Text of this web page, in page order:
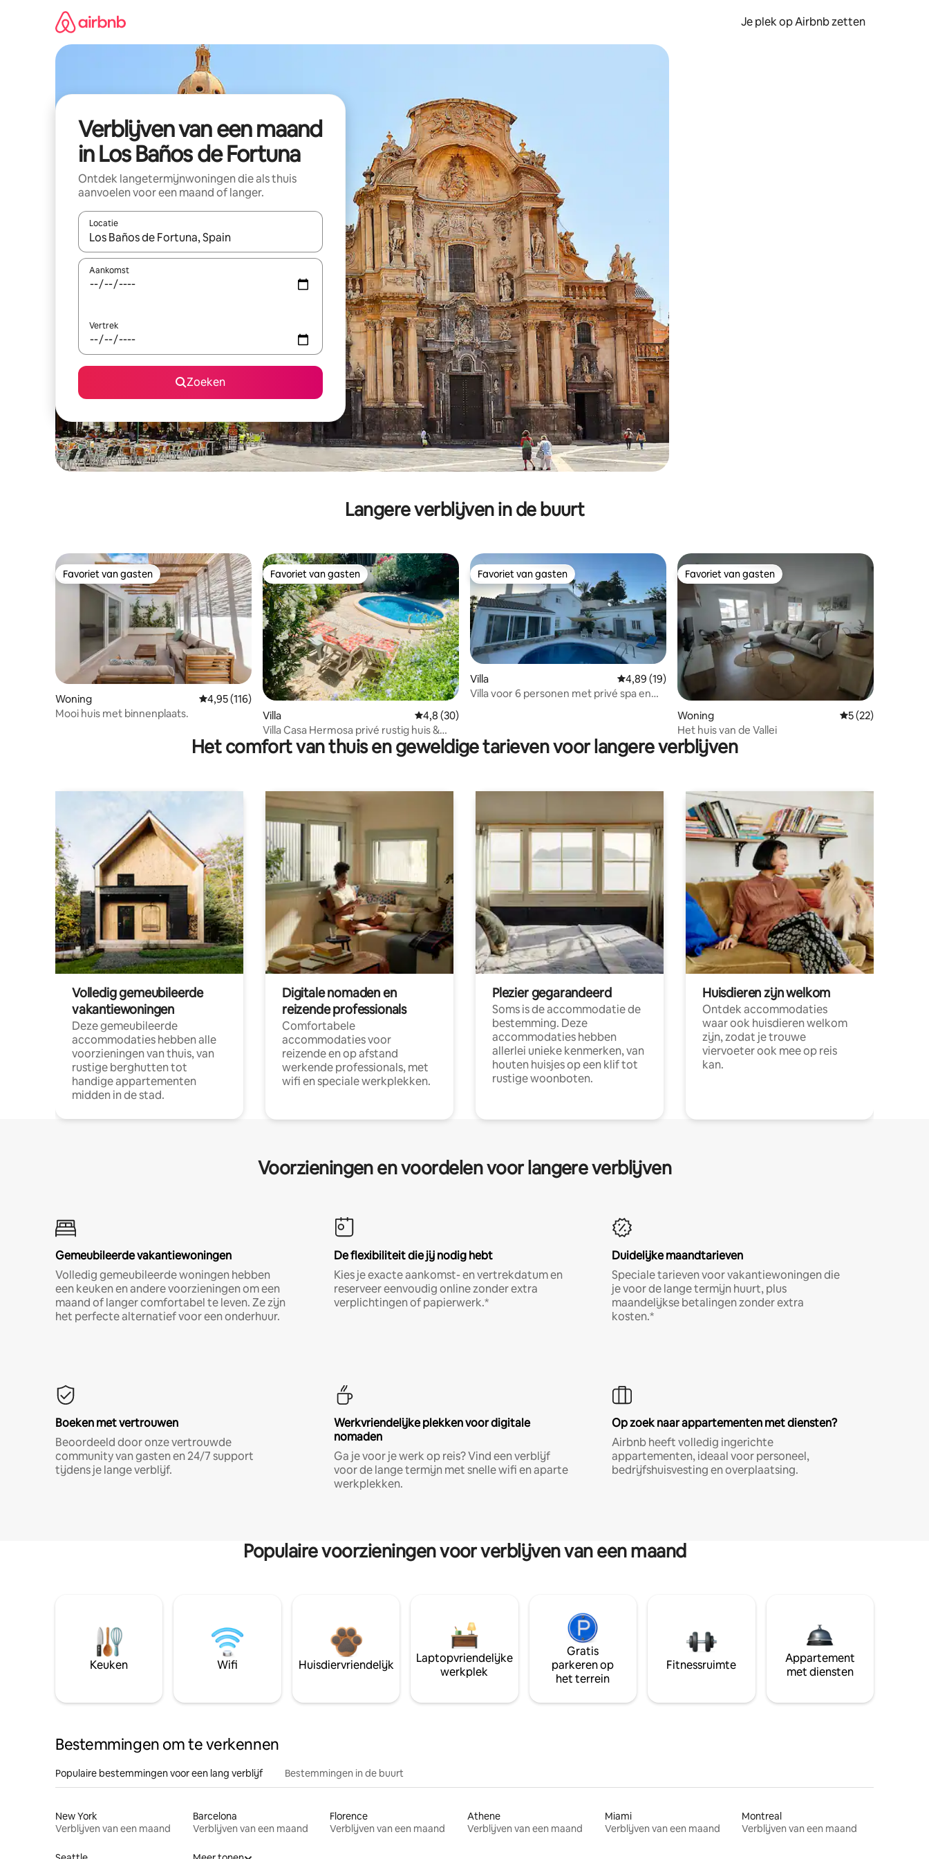
Je plek op Airbnb zetten
Verblijven van een maand
in Los Baños de Fortuna
Ontdek langetermijnwoningen die als thuis
aanvoelen voor een maand of langer.
Locatie
Wanneer er resultaten beschikbaar zijn, maak je een keuze met je de pijltjestoetsen omhoog en omlaag, óf door te tikken of swipen.
Aankomst
Vertrek
Zoeken
Langere verblijven in de buurt
Favoriet van gasten
Favoriet van gasten
Woning Gemiddelde beoordeling van 4,95 op 5, 116 recensies
4,95 (116)
Mooi huis met binnenplaats.
Favoriet van gasten
Favoriet van gasten
Villa Gemiddelde beoordeling van 4,8 op 5, 30 recensies
4,8 (30)
Villa Casa Hermosa privé rustig huis &
tuin
Favoriet van gasten
Favoriet van gasten
Villa Gemiddelde beoordeling van 4,89 op 5, 19 recensies
4,89 (19)
Villa voor 6 personen met privé spa en
Favoriet van gasten
Favoriet van gasten
Woning Gemiddelde
5 (22)
Het huis van de Vallei
Het comfort van thuis en geweldige tarieven voor langere verblijven
Volledig gemeubileerde
vakantiewoningen
Deze gemeubileerde
accommodaties hebben alle
voorzieningen van thuis, van
rustige berghutten tot
handige appartementen
midden in de stad.
Digitale nomaden en
reizende professionals
Comfortabele
accommodaties voor
reizende en op afstand
werkende professionals, met
wifi en speciale werkplekken.
Plezier gegarandeerd
Soms is de accommodatie de
bestemming. Deze
accommodaties hebben
allerlei unieke kenmerken, van
houten huisjes op een klif tot
rustige woonboten.
Huisdieren zijn welkom
Ontdek accommodaties
waar ook huisdieren welkom
zijn, zodat je trouwe
viervoeter ook mee op reis
kan.
Voorzieningen en voordelen voor langere verblijven
Gemeubileerde vakantiewoningen
Volledig gemeubileerde woningen hebben
een keuken en andere voorzieningen om een
maand of langer comfortabel te leven. Ze zijn
het perfecte alternatief voor een onderhuur.
De flexibiliteit die jij nodig hebt
Kies je exacte aankomst- en vertrekdatum en
reserveer eenvoudig online zonder extra
verplichtingen of papierwerk.*
Duidelijke maandtarieven
Speciale tarieven voor vakantiewoningen die
je voor de lange termijn huurt, plus
maandelijkse betalingen zonder extra
kosten.*
Boeken met vertrouwen
Beoordeeld door onze vertrouwde
community van gasten en 24/7 support
tijdens je lange verblijf.
Werkvriendelijke plekken voor digitale
nomaden
Ga je voor je werk op reis? Vind een verblijf
voor de lange termijn met snelle wifi en aparte
werkplekken.
Op zoek naar appartementen met diensten?
Airbnb heeft volledig ingerichte
appartementen, ideaal voor personeel,
bedrijfshuisvesting en overplaatsing.
Populaire voorzieningen voor verblijven van een maand
Keuken Wifi Huisdiervriendelijk
Laptopvriendelijke
werkplek
Gratis
parkeren op
het terrein
Fitnessruimte
Appartement
met diensten
Bestemmingen om te verkennen
Populaire bestemmingen voor een lang verblijf Bestemmingen in de buurt
New York
Verblijven van een maand
Barcelona
Verblijven van een maand
Florence
Verblijven van een maand
Athene
Verblijven van een maand
Miami
Verblijven van een maand
Montreal
Verblijven van een maand